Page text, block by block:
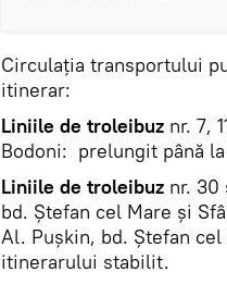
Circulaţia transportului
itinerar:
Liniile de troleibuz nr. 7,
Bodoni: prelungit până
Liniile de troleibuz nr. 30
bd. Ștefan cel Mare și
Al. Pușkin, bd. Ștefan
itinerarului stabilit.